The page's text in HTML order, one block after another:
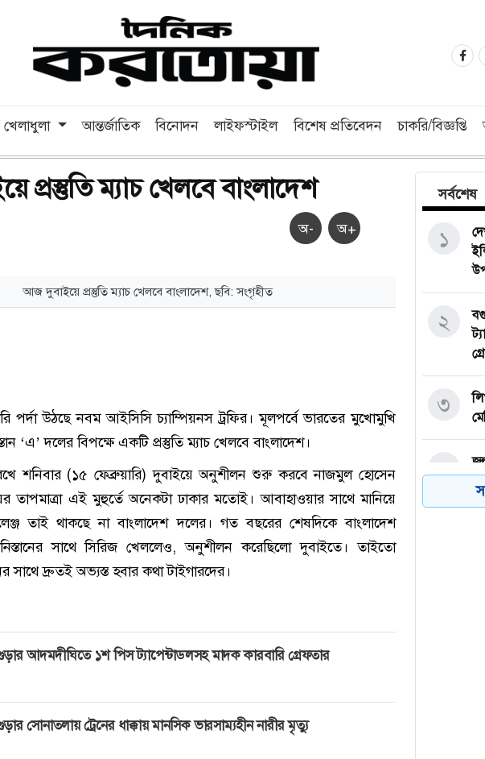
খেলাধুলা আন্তর্জাতিক বিনোদন লাইফস্টাইল বিশেষ প্রতিবেদন চাকরি/বিজ্ঞপ্তি
প্রস্তুতি ম্যাচ খেলবে বাংলাদেশ
অ- অ+
আজ দুবাইয়ে প্রস্তুতি ম্যাচ খেলবে বাংলাদেশ, ছবি: সংগৃহীত
পর্দা উঠছে নবম আইসিসি চ্যাম্পিয়নস ট্রফির। মূলপর্বে ভারতের মুখোমুখি
‘এ’ দলের বিপক্ষে একটি প্রস্তুতি ম্যাচ খেলবে বাংলাদেশ।
শনিবার (১৫ ফেব্রুয়ারি) দুবাইয়ে অনুশীলন শুরু করবে নাজমুল হোসেন
তাপমাত্রা এই মুহুর্তে অনেকটা ঢাকার মতোই। আবাহাওয়ার সাথে মানিয়ে
তাই থাকছে না বাংলাদেশ দলের। গত বছরের শেষদিকে বাংলাদেশ
সাথে সিরিজ খেললেও, অনুশীলন করেছিলো দুবাইতে। তাইতো
সাথে দ্রুতই অভ্যস্ত হবার কথা টাইগারদের।
আদমদীঘিতে ১শ পিস ট্যাপেন্টাডলসহ মাদক কারবারি গ্রেফতার
সোনাতলায় ট্রেনের ধাক্কায় মানসিক ভারসাম্যহীন নারীর মৃত্যু
সর্বশেষ
১
২
৩
৪